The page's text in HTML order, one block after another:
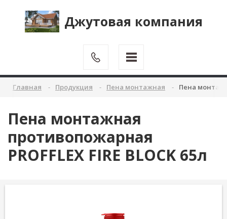
Джутовая компания
Главная Продукция Пена монтажная Пена
Пена монтажная
противопожарная
PROFFLEX FIRE BLOCK 65л